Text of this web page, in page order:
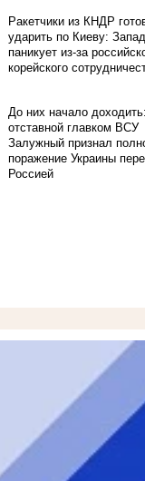
Ракетчики из КНДР
ударить по Киеву: Запад
паникует из-за
корейского
До них начало доходить:
отставной главком ВСУ
Залужный признал
поражение Украины
Россией